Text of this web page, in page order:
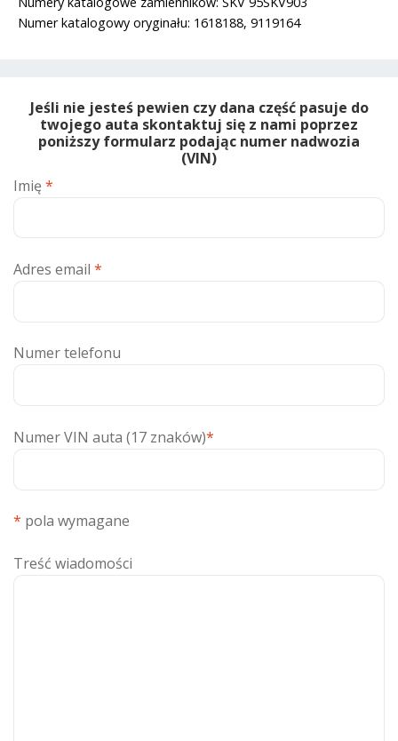
Numer katalogowy oryginału: 1618188, 9119164
Jeśli nie jesteś pewien czy dana część pasuje do
twojego auta skontaktuj się z nami poprzez
poniższy formularz podając numer nadwozia
(VIN)
Imię *
Adres email *
Numer telefonu
Numer VIN auta (17 znaków)*
* pola wymagane
Treść wiadomości